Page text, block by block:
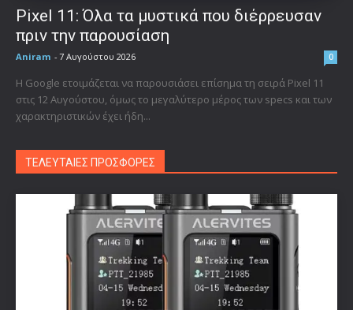
Pixel 11: Όλα τα μυστικά που διέρρευσαν
πριν την παρουσίαση
Aniram - 7 Αυγούστου 2026 0
Η Google ετοιμάζεται να παρουσιάσει επίσημα τη σειρά Pixel 11
στις 12 Αυγούστου, όμως το μεγαλύτερο μέρος των specs και των
χαρακτηριστικών έχει ήδη...
ΤΕΛΕΥΤΑΙΕΣ ΠΡΟΣΦΟΡΕΣ